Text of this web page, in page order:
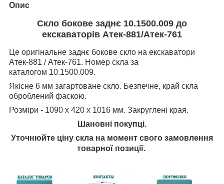
Опис
Скло бокове заднє 10.1500.009 до
екскаваторів Атек-881/Атек-761
Це оригінальне заднє бокове скло на екскаватори
Атек-881 / Атек-761. Номер скла за
каталогом 10.1500.009.
Якісне 6 мм загартоване скло. Безпечне, край скла
оброблений фаскою.
Розміри - 1090 х 420 х 1016 мм. Закруглені края.
Шановні покупці.
Уточнюйте ціну скла на момент свого замовлення
товарної позиції.